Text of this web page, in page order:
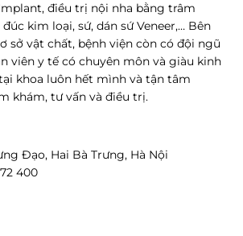
điều trị nội nha bằng trâm
kim loại, sứ, dán sứ Veneer,… Bên
sở vật chất, bệnh viện còn có đội ngũ
viên y tế có chuyên môn và giàu kinh
khoa luôn hết mình và tận tâm
khám, tư vấn và điều trị.
Đạo, Hai Bà Trưng, Hà Nội
400